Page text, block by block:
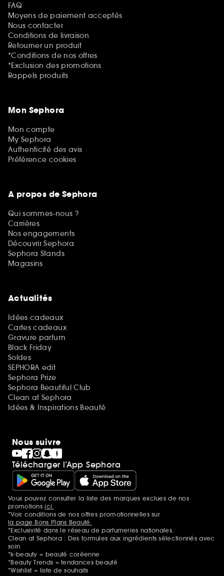
FAQ
Moyens de paiement acceptés
Nous contacter
Conditions de livraison
Retourner un produit
*Conditions de nos offres
*Exclusion des promotions
Rappels produits
Mon Sephora
Mon compte
My Sephora
Authenticité des avis
Préférence cookies
A propos de Sephora
Qui sommes-nous ?
Carrières
Nos engagements
Découvrir Sephora
Sephora Stands
Magasins
Actualités
Idées cadeaux
Cartes cadeaux
Gravure parfum
Black Friday
Soldes
SEPHORA edit
Sephora Prize
Sephora Beautiful Club
Clean at Sephora
Idées & Inspirations Beauté
Nous suivre
Télécharger l’App Sephora
Mentions additionnelles
Vous pouvez consulter la liste des marques exclues de nos
promotionsici.
*Voir conditions de nos offres promotionnelles sur
la page Bons Plans Beauté.
*Exclusivité dans le réseau de parfumeries nationales.
Clean at Sephora : Des formules aux ingrédients sélectionnés avec
soin
*k-beauty = beauté coréenne
*Beauty Trends = tendances beauté
*Wishlist = liste de souhaits